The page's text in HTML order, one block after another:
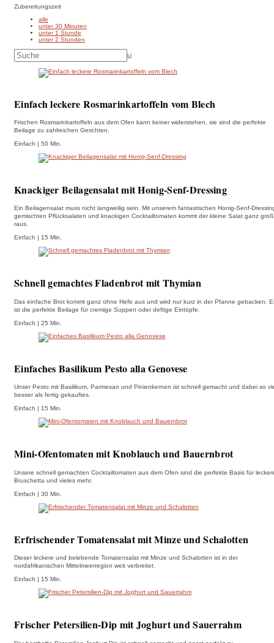
Zubereitungszeit
alle
unter 30 Minuten
unter 1 Stunde
unter 2 Stunden
U
Einfach leckere Rosmarinkartoffeln vom Blech
Frischen Rosmarinkartoffeln aus dem Ofen kann keiner widerstehen, sie sind die perfekte
Beilage zu zahlreichen Gerichten.
Einfach | 50 Min.
Knackiger Beilagensalat mit Honig-Senf-Dressing
Ein Beilagensalat muss nicht langweilig sein. Mit unserem fantastischen Honig-Senf-
gemischten Pflücksalaten und knackigen Cocktailtomaten kommt der kleine Salat ganz groß
raus.
Einfach | 15 Min.
Schnell gemachtes Fladenbrot mit Thymian
Das einfache Brot kommt ganz ohne Hefe aus und wird nur kurz in der Pfanne gebacken.
ist die perfekte Beilage für cremige Suppen oder deftige Eintöpfe.
Einfach | 25 Min.
Einfaches Basilikum Pesto alla Genovese
Unser Pesto mit Basilikum, Parmesan und Pinienkernen ist schnell gemacht und dabei so
besser als fertig gekauftes.
Einfach | 15 Min.
Mini-Ofentomaten mit Knoblauch und Bauernbrot
Unsere schnell gemachten Cocktailtomaten aus dem Ofen sind die perfekte Basis für
Bruschetta und vieles mehr.
Einfach | 30 Min.
Erfrischender Tomatensalat mit Minze und Schalotten
Dieser leckere und belebende Tomatensalat mit Minze und Schalotten ist in der
nordafrikanischen Mittelmeerregion weit verbreitet.
Einfach | 15 Min.
Frischer Petersilien-Dip mit Joghurt und Sauerrahm